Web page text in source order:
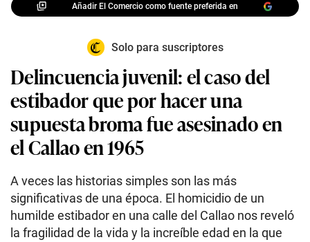
Añadir El Comercio como fuente preferida en
Solo para suscriptores
Delincuencia juvenil: el caso del
estibador que por hacer una
supuesta broma fue asesinado en
el Callao en 1965
A veces las historias simples son las más
significativas de una época. El homicidio de un
humilde estibador en una calle del Callao nos reveló
la fragilidad de la vida y la increíble edad en la que